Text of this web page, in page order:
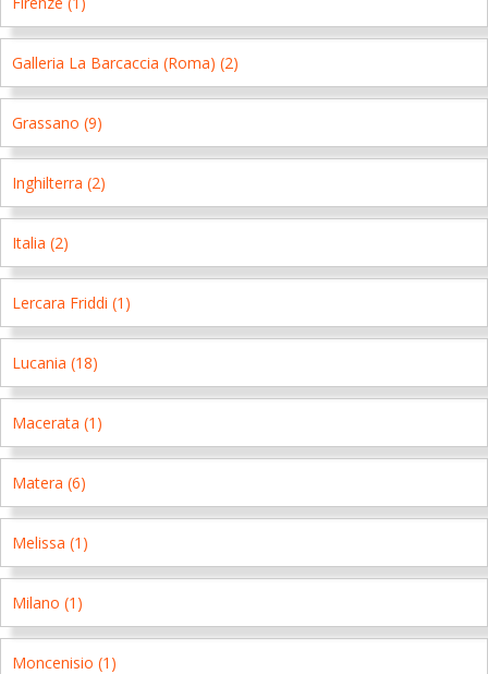
Galleria La Barcaccia (Roma) (2)
Grassano (9)
Inghilterra (2)
Italia (2)
Lercara Friddi (1)
Lucania (18)
Macerata (1)
Matera (6)
Melissa (1)
Milano (1)
Moncenisio (1)